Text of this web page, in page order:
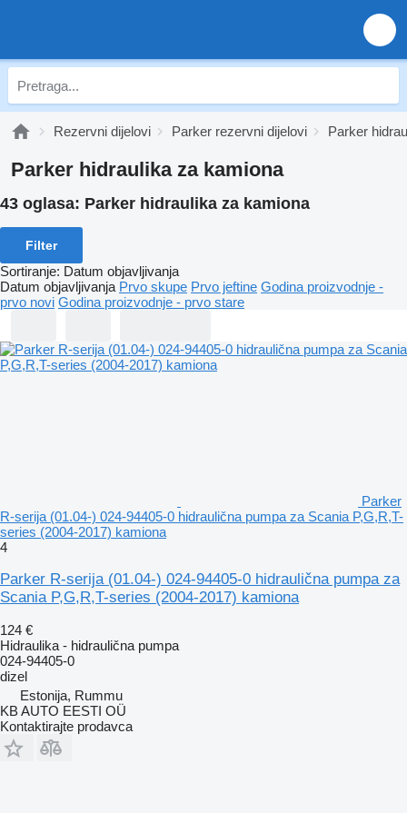
Rezervni dijelovi Parker rezervni dijelovi Parker
Parker hidraulika za kamiona
43 oglasa: Parker hidraulika za kamiona
Filter
Sortiranje: Datum objavljivanja
Datum objavljivanja Prvo skupe Prvo jeftine Godina proizvodnje -
prvo novi Godina proizvodnje - prvo stare
Parker
R-serija (01.04-) 024-94405-0 hidraulična pumpa za Scania P,G,R,T-
series (2004-2017) kamiona
4
Parker R-serija (01.04-) 024-94405-0 hidraulična pumpa za
Scania P,G,R,T-series (2004-2017) kamiona
124 €
Hidraulika - hidraulična pumpa
024-94405-0
dizel
Estonija, Rummu
KB AUTO EESTI OÜ
Kontaktirajte prodavca